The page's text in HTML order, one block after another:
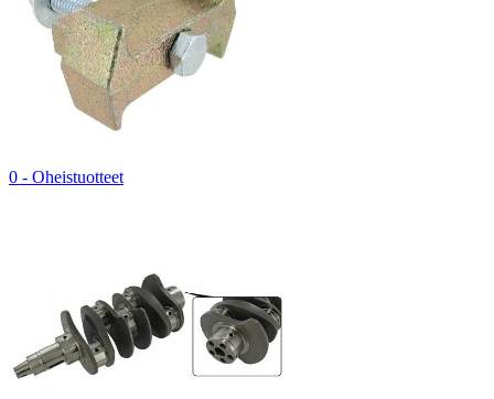
0 - Oheistuotteet